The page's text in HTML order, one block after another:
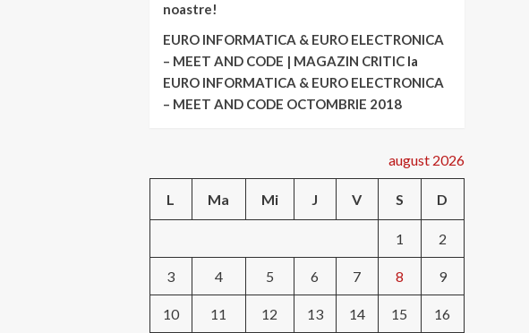
noastre!
EURO INFORMATICA & EURO ELECTRONICA
– MEET AND CODE | MAGAZIN CRITICla
EURO INFORMATICA & EURO ELECTRONICA
– MEET AND CODE OCTOMBRIE 2018
august 2026
L Ma Mi J V S D
1 2
3 4 5 6 7 8 9
10 11 12 13 14 15 16